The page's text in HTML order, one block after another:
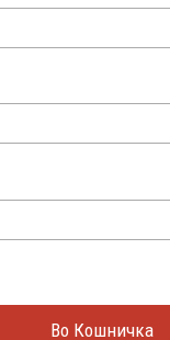
Во Кошничка